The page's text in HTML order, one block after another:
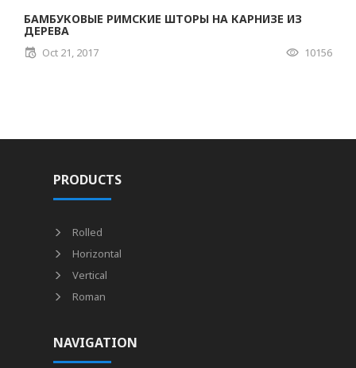
БАМБУКОВЫЕ РИМСКИЕ ШТОРЫ НА КАРНИЗЕ ИЗ
ДЕРЕВА
Oct 21, 2017 10156
PRODUCTS
Rolled
Horizontal
Vertical
Roman
NAVIGATION